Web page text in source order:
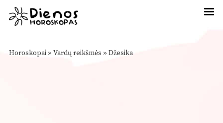
Horoskopai » Vardų reikšmės » Džesika